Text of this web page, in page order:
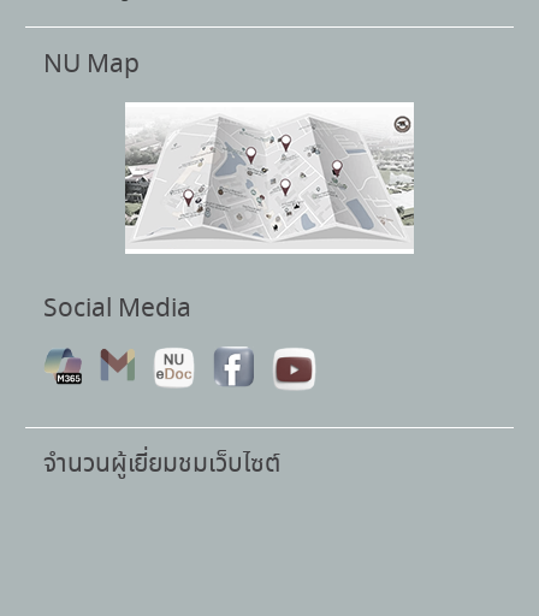
คู่มือนิสิตใหม่
NU Map
Social Media
จำนวนผู้เยี่ยมชมเว็บไซต์